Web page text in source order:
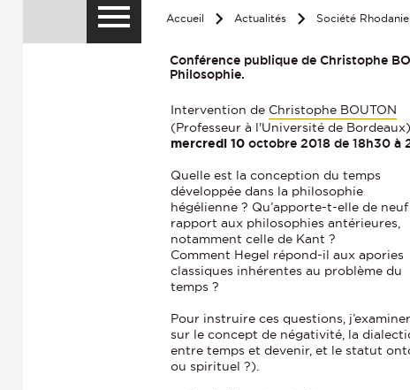
Accueil Actualités Société
Conférence publique de Christophe
Philosophie.
Intervention de Christophe BOUTON
(Professeur à l'Université de
mercredi 10 octobre 2018 de 18h30 à
Quelle est la conception du temps
développée dans la philosophie
hégélienne ? Qu’apporte-t-elle de
rapport aux philosophies antérieures,
notamment celle de Kant ?
Comment Hegel répond-il aux apories
classiques inhérentes au problème du
temps ?
Pour instruire ces questions,
sur le concept de négativité, la
entre temps et devenir, et le statut
ou spirituel ?).